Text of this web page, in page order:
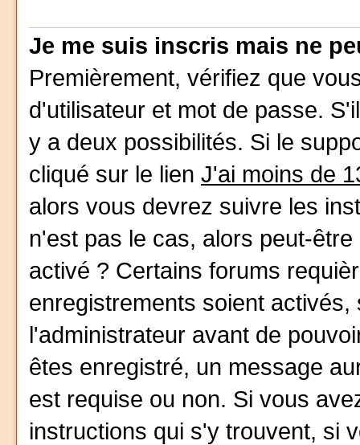
Je me suis inscris mais ne
Premièrement, vérifiez que
d'utilisateur et mot de passe.
y a deux possibilités. Si le
cliqué sur le lien J'ai moins de
alors vous devrez suivre les
n'est pas le cas, alors peut-
activé ? Certains forums
enregistrements soient
l'administrateur avant de
êtes enregistré, un message
est requise ou non. Si vous
instructions qui s'y trouvent, si